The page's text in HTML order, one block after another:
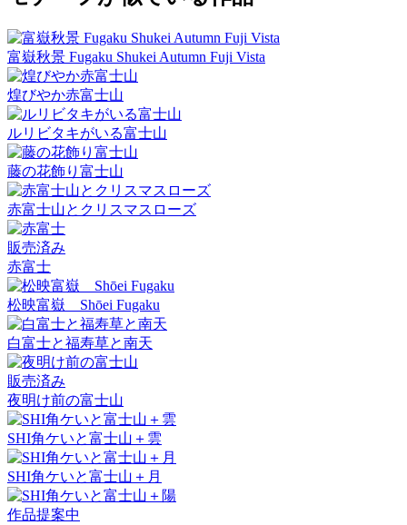
富嶽秋景 Fugaku Shukei Autumn Fuji Vista
煌びやか赤富士山
ルリビタキがいる富士山
藤の花飾り富士山
赤富士山とクリスマスローズ
販売済み
赤富士
松映富嶽 Shōei Fugaku
白富士と福寿草と南天
販売済み
夜明け前の富士山
SHI角ケいと富士山＋雲
SHI角ケいと富士山＋月
作品提案中